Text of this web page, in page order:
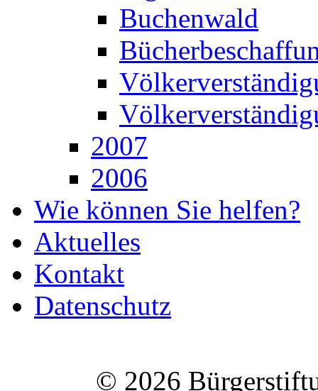
Buchenwald
2007
2006
Wie können Sie helfen?
Aktuelles
Kontakt
Datenschutz
© 2026